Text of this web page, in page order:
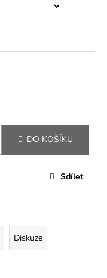
DO KOŠÍKU
Sdílet
Diskuze